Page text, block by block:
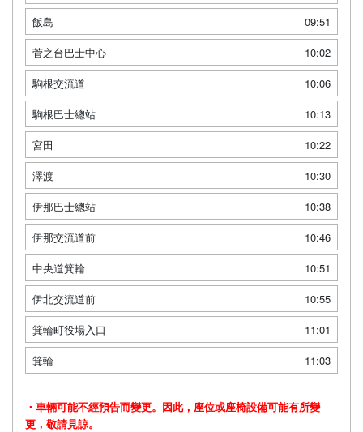
飯島
09:51
菅之台巴士中心
10:02
駒根交流道
10:06
駒根巴士總站
10:13
宮田
10:22
澤渡
10:30
伊那巴士總站
10:38
伊那交流道前
10:46
中央道箕輪
10:51
伊北交流道前
10:55
箕輪町役場入口
11:01
箕輪
11:03
・車輛可能不經預告而變更。因此，座位或座椅設備可能有所變
更，敬請見諒。